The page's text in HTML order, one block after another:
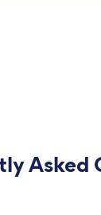
Asked